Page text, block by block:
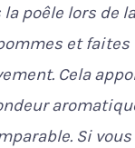
la poêle lors de
et
Cela
Si vous